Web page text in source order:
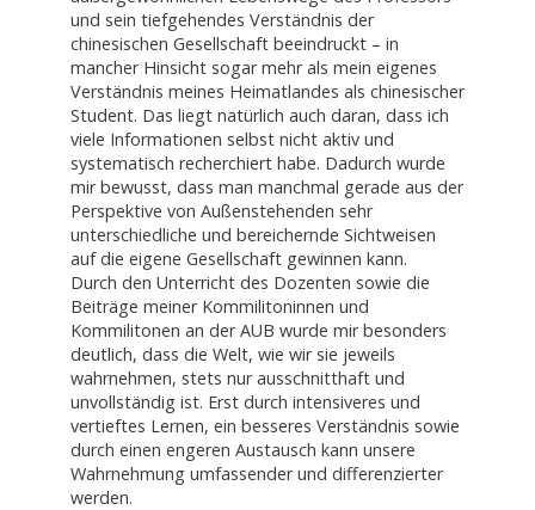
und sein tiefgehendes Verständnis der
chinesischen Gesellschaft beeindruckt – in
mancher Hinsicht sogar mehr als mein eigenes
Verständnis meines Heimatlandes als chinesischer
Student. Das liegt natürlich auch daran, dass ich
viele Informationen selbst nicht aktiv und
systematisch recherchiert habe. Dadurch wurde
mir bewusst, dass man manchmal gerade aus der
Perspektive von Außenstehenden sehr
unterschiedliche und bereichernde Sichtweisen
auf die eigene Gesellschaft gewinnen kann.
Durch den Unterricht des Dozenten sowie die
Beiträge meiner Kommilitoninnen und
Kommilitonen an der AUB wurde mir besonders
deutlich, dass die Welt, wie wir sie jeweils
wahrnehmen, stets nur ausschnitthaft und
unvollständig ist. Erst durch intensiveres und
vertieftes Lernen, ein besseres Verständnis sowie
durch einen engeren Austausch kann unsere
Wahrnehmung umfassender und differenzierter
werden.